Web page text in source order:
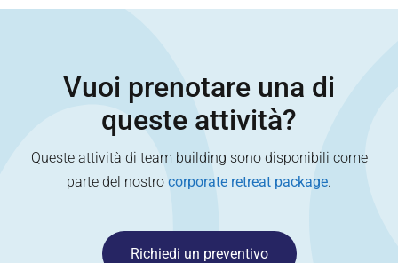
Vuoi prenotare una di
queste attività?
Queste attività di team building sono disponibili come
parte del nostro corporate retreat package.
Richiedi un preventivo